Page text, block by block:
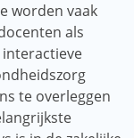
worden vaak
als
te overleggen